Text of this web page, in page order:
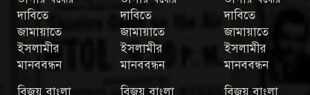
দাবিতে
জামায়াতে
ইসলামীর
মানববন্ধন
বিজয় বাংলা
দাবিতে
জামায়াতে
ইসলামীর
মানববন্ধন
বিজয় বাংলা
দাবিতে
জামায়াতে
ইসলামীর
মানববন্ধন
বিজয় বাংলা